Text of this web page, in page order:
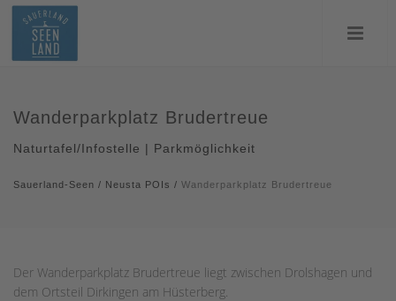
Wanderparkplatz Brudertreue
Naturtafel/Infostelle | Parkmöglichkeit
Sauerland-Seen / Neusta POIs / Wanderparkplatz Brudertreue
Der Wanderparkplatz Brudertreue liegt zwischen Drolshagen und
dem Ortsteil Dirkingen am Hüsterberg.